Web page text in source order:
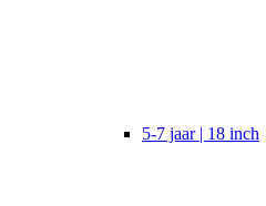
5-7 jaar | 18 inch